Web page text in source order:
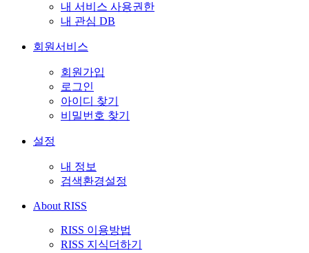
내 서비스 사용권한
내 관심 DB
회원서비스
회원가입
로그인
아이디 찾기
비밀번호 찾기
설정
내 정보
검색환경설정
About RISS
RISS 이용방법
RISS 지식더하기